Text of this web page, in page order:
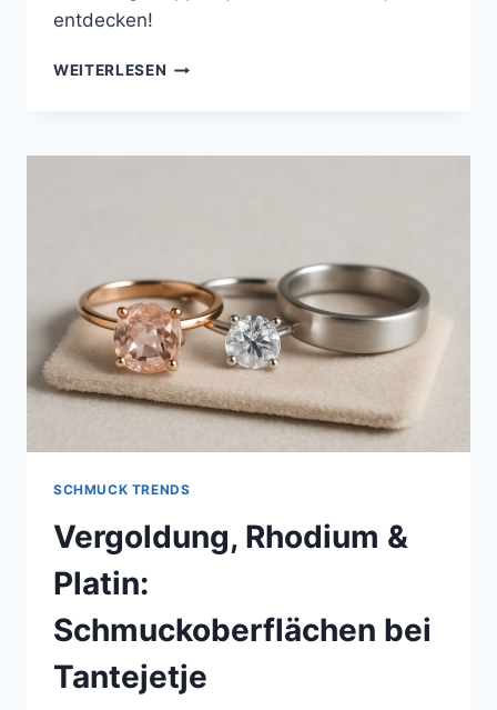
entdecken!
WEITERLESEN ANLASS-
FREIZEIT
SCHMUCK TRENDS
Vergoldung, Rhodium &
Platin:
Schmuckoberflächen bei
Tantejetje